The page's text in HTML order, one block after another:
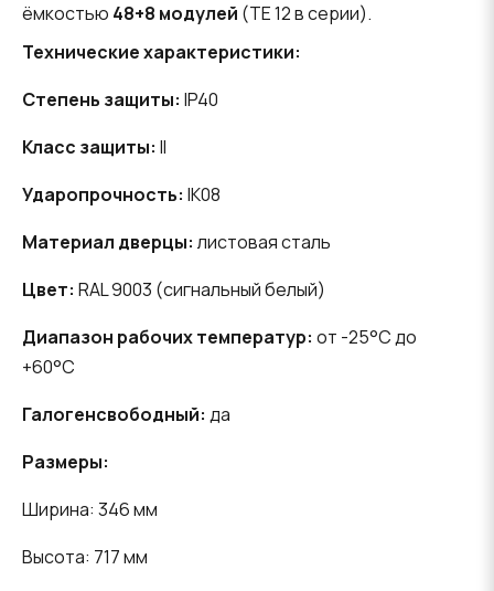
ёмкостью 48+8 модулей (TE 12 в серии).
Технические характеристики:
Степень защиты: IP40
Класс защиты: II
Ударопрочность: IK08
Материал дверцы: листовая сталь
Цвет: RAL 9003 (сигнальный белый)
Диапазон рабочих температур: от -25°C до
+60°C
Галогенсвободный: да
Размеры:
Ширина: 346 мм
Высота: 717 мм